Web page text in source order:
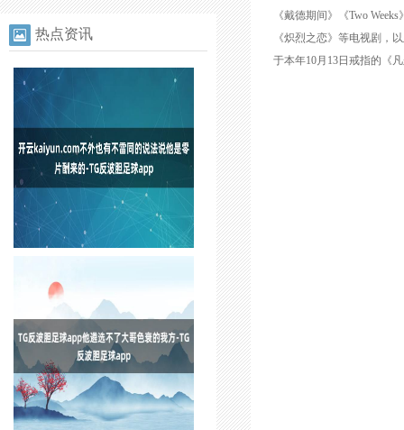
热点资讯
《戴德期间》《Two
《炽烈之恋》等电视剧，
于本年10月13日戒指的《